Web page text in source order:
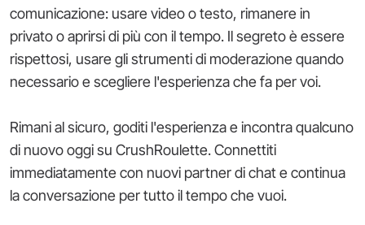
comunicazione: usare video o testo, rimanere in
privato o aprirsi di più con il tempo. Il segreto è essere
rispettosi, usare gli strumenti di moderazione quando
necessario e scegliere l'esperienza che fa per voi.
Rimani al sicuro, goditi l'esperienza e incontra qualcuno
di nuovo oggi su CrushRoulette. Connettiti
immediatamente con nuovi partner di chat e continua
la conversazione per tutto il tempo che vuoi.